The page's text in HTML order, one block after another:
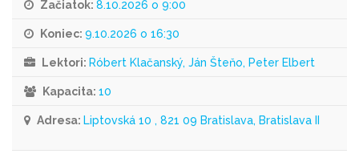
Začiatok: 8.10.2026 o 9:00
Koniec: 9.10.2026 o 16:30
Lektori: Róbert Klačanský, Ján Šteňo, Peter Elbert
Kapacita: 10
Adresa: Liptovská 10 , 821 09 Bratislava, Bratislava II